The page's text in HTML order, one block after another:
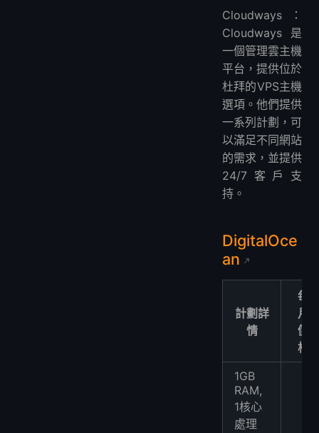
Cloudways：
Cloudways是
一個管理雲主機
平台，提供位於
杜拜的VPS主機
選項。他們提供
一系列計劃，可
以滿足不同網站
的需求，並提供
24/7客戶支
持。
DigitalOce
an
計劃詳
情
每
月
價
格
1GB
RAM,
1核心
處理